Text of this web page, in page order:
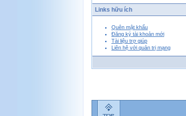
Links hữu ích
Quên mật khẩu
Đăng ký tài khoản mới
Tài liệu trợ giúp
Liên hệ với quản trị mạng